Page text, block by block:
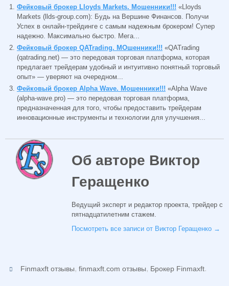
Фейковый брокер Lloyds Markets. Мошенники!!! «Lloyds
Markets (llds-group.com): Будь на Вершине Финансов. Получи
Успех в онлайн-трейдинге с самым надежным брокером! Супер
надежно. Максимально быстро. Мега...
Фейковый брокер QATrading. МОшенники!!! «QATrading
(qatrading.net) — это передовая торговая платформа, которая
предлагает трейдерам удобный и интуитивно понятный торговый
опыт» — уверяют на очередном...
Фейковый брокер Alpha Wave. Мошенники!!! «Alpha Wave
(alpha-wave.pro) — это передовая торговая платформа,
предназначенная для того, чтобы предоставить трейдерам
инновационные инструменты и технологии для улучшения...
Об авторе Виктор
Геращенко
Ведущий эксперт и редактор проекта, трейдер с
пятнадцатилетним стажем.
Посмотреть все записи от Виктор Геращенко →
Finmaxft отзывы,finmaxft.com отзывы, Брокер Finmaxft.